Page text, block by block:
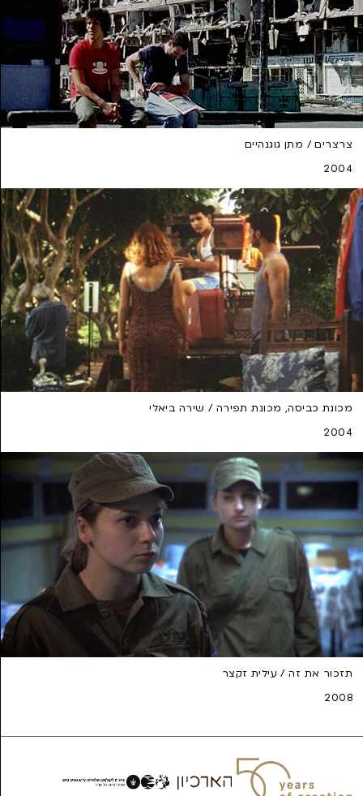
צרצרים / מתן גוגנהיים
2004
מכונת כביסה, מכונת תפירה / שירה ביאלי
2004
תזכור את זה / עילית זקצר
2008